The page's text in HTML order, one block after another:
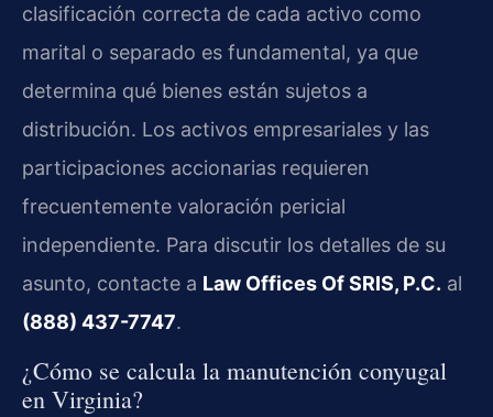
clasificación correcta de cada activo como
marital o separado es fundamental, ya que
determina qué bienes están sujetos a
distribución. Los activos empresariales y las
participaciones accionarias requieren
frecuentemente valoración pericial
independiente. Para discutir los detalles de su
asunto, contacte a Law Offices Of SRIS, P.C. al
(888) 437-7747.
¿Cómo se calcula la manutención conyugal
en Virginia?